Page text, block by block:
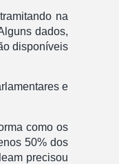
na
dados,
disponíveis
e
como os
50% dos
precisou